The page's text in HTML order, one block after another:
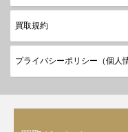
買取規約
プライバシーポリシー（個人